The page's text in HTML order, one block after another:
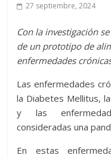
27 septiembre, 2024
Con la investigación
de un prototipo de
enfermedades
Las enfermedades
la Diabetes Mellitus,
y las
consideradas una
En estas